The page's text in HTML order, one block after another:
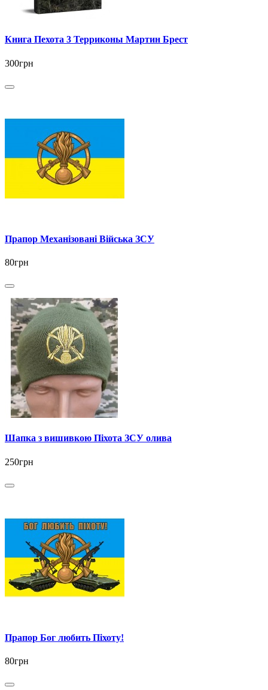
Книга Пехота 3 Терриконы Мартин Брест
300грн
Прапор Механізовані Війська ЗСУ
80грн
Шапка з вишивкою Піхота ЗСУ олива
250грн
Прапор Бог любить Піхоту!
80грн